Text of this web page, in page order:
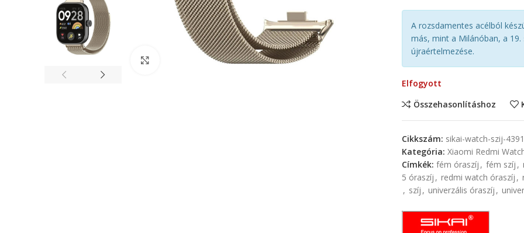
A rozsdamentes acélból
más, mint a Milánóban, a
újraértelmezése.
Elfogyott
Összehasonlításhoz
Cikkszám: sikai-watch-szij-4391
Kategória: Xiaomi Redmi
Címkék: fém óraszíj , fém szíj ,
5 óraszíj , redmi watch óraszíj ,
, szíj , univerzális óraszíj ,